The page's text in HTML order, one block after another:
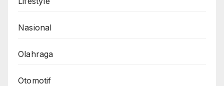
Nasional
Olahraga
Otomotif